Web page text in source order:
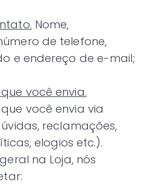
Nome,
de telefone,
e endereço de e-mail;
você envia.
você envia via
reclamações,
elogios etc.).
na Loja, nós